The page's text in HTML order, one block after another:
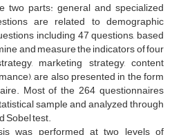
two parts: general and specialized
are related to demographic
including 47 questions, based
and measure the indicators of four
marketing strategy, content
are also presented in the form
Most of the 264 questionnaires
sample and analyzed through
Sobel test.